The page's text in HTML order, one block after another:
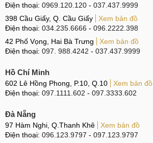
Điện thoại: 0969.120.120 - 037.437.9999
398 Cầu Giấy, Q. Cầu Giấy
Xem bản đồ
Điện thoại: 034.235.6666 - 096.2222.398
42 Phố Vọng, Hai Bà Trưng
Xem bản đồ
Điện thoại: 097. 988.4242 - 037.437.9999
Hồ Chí Minh
602 Lê Hồng Phong, P.10, Q.10
Xem bản đồ
Điện thoại: 097.1111.602 - 097.3333.602
Đà Nẵng
97 Hàm Nghi, Q.Thanh Khê
Xem bản đồ
Điện thoại: 096.123.9797 - 097.123.9797